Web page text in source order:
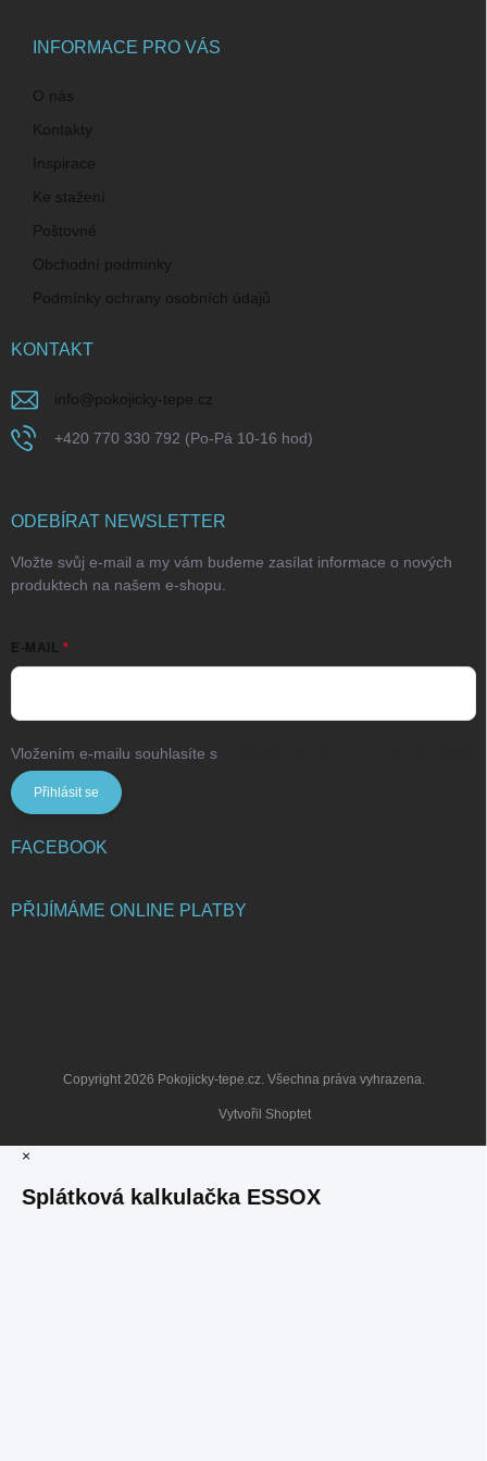
INFORMACE PRO VÁS
O nás
Kontakty
Inspirace
Ke stažení
Poštovné
Obchodní podmínky
Podmínky ochrany osobních údajů
KONTAKT
info@pokojicky-tepe.cz
+420 770 330 792 (Po-Pá 10-16 hod)
ODEBÍRAT NEWSLETTER
Vložte svůj e-mail a my vám budeme zasílat informace o nových
produktech na našem e-shopu.
E-MAIL
Vložením e-mailu souhlasíte s
Přihlásit se
FACEBOOK
PŘIJÍMÁME ONLINE PLATBY
Vytvořil Shoptet
Copyright 2026 Pokojicky-tepe.cz. Všechna práva vyhrazena.
×
Splátková kalkulačka ESSOX